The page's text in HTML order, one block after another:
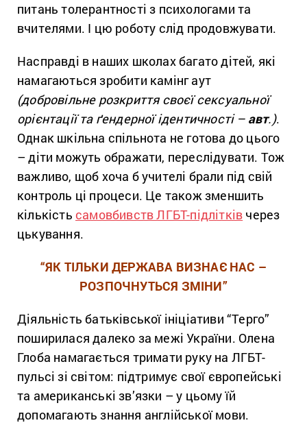
питань толерантності з психологами та
вчителями. І цю роботу слід продовжувати.
Насправді в наших школах багато дітей, які
намагаються зробити камінг аут
(добровільне розкриття своєї сексуальної
орієнтації та ґендерної ідентичності – авт.).
Однак шкільна спільнота не готова до цього
– діти можуть ображати, переслідувати. Тож
важливо, щоб хоча б учителі брали під свій
контроль ці процеси. Це також зменшить
кількість самовбивств ЛГБТ-підлітків через
цькування.
“ЯК ТІЛЬКИ ДЕРЖАВА ВИЗНАЄ НАС –
РОЗПОЧНУТЬСЯ ЗМІНИ”
Діяльність батьківської ініціативи “Терго”
поширилася далеко за межі України. Олена
Глоба намагається тримати руку на ЛГБТ-
пульсі зі світом: підтримує свої європейські
та американські зв’язки – у цьому їй
допомагають знання англійської мови.